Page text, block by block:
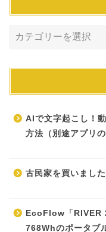
AIで文字起こし！
方法（別途アプリ
古民家を買いました
EcoFlow「RIVER
768Whのポータブ